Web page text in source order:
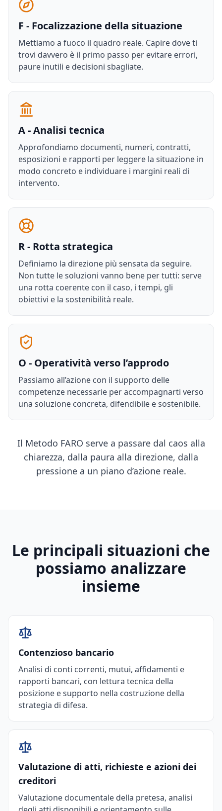
F - Focalizzazione della situazione
Mettiamo a fuoco il quadro reale. Capire dove ti
trovi davvero è il primo passo per evitare errori,
paure inutili e decisioni sbagliate.
A - Analisi tecnica
Approfondiamo documenti, numeri, contratti,
esposizioni e rapporti per leggere la situazione in
modo concreto e individuare i margini reali di
intervento.
R - Rotta strategica
Definiamo la direzione più sensata da seguire.
Non tutte le soluzioni vanno bene per tutti: serve
una rotta coerente con il caso, i tempi, gli
obiettivi e la sostenibilità reale.
O - Operatività verso l’approdo
Passiamo all’azione con il supporto delle
competenze necessarie per accompagnarti verso
una soluzione concreta, difendibile e sostenibile.
Il Metodo FARO serve a passare dal caos alla
chiarezza, dalla paura alla direzione, dalla
pressione a un piano d’azione reale.
Le principali situazioni che
possiamo analizzare
insieme
Contenzioso bancario
Analisi di conti correnti, mutui, affidamenti e
rapporti bancari, con lettura tecnica della
posizione e supporto nella costruzione della
strategia di difesa.
Valutazione di atti, richieste e azioni dei
creditori
Valutazione documentale della pretesa, analisi